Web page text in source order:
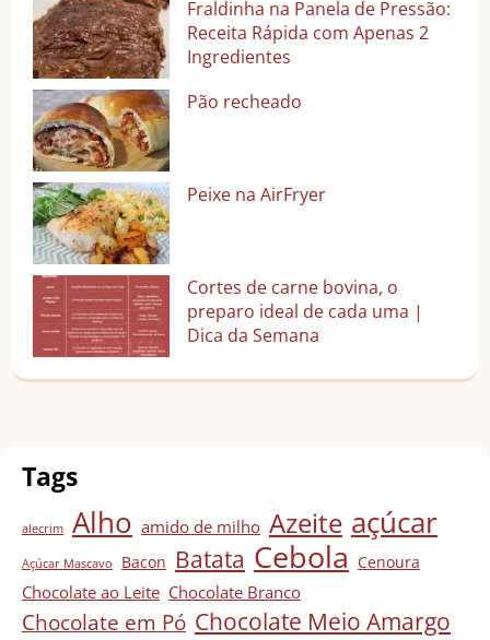
Fraldinha na Panela de Pressão:
Receita Rápida com Apenas 2
Ingredientes
Pão recheado
Peixe na AirFryer
Cortes de carne bovina, o
preparo ideal de cada uma |
Dica da Semana
Tags
alecrim Alho amido de milho Azeite açúcar
Açúcar Mascavo Bacon Batata Cebola Cenoura
Chocolate ao Leite Chocolate Branco
Chocolate em Pó Chocolate Meio Amargo